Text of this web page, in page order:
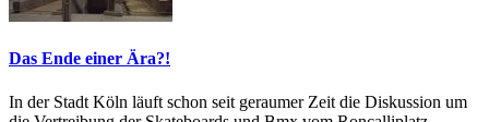
Das Ende einer Ära?!
In der Stadt Köln läuft schon seit geraumer Zeit die Diskussion um